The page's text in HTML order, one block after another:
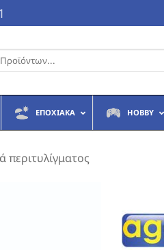
ΕΠΟΧΙΑΚΆ HOBBY
περιτυλίγματος